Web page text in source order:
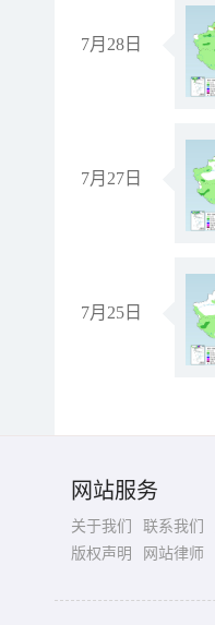
7月28日
7月27日
7月25日
网站服务
关于我们 联系我们
版权声明
网站律师